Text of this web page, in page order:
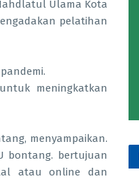
Ulama Kota
pelatihan
meningkatkan
menyampaikan.
bontang. bertujuan
atau online dan